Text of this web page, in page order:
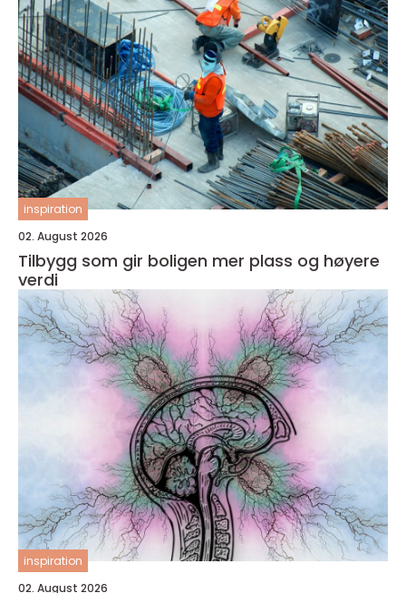
inspiration
02. August 2026
Tilbygg som gir boligen mer plass og høyere
verdi
inspiration
02. August 2026